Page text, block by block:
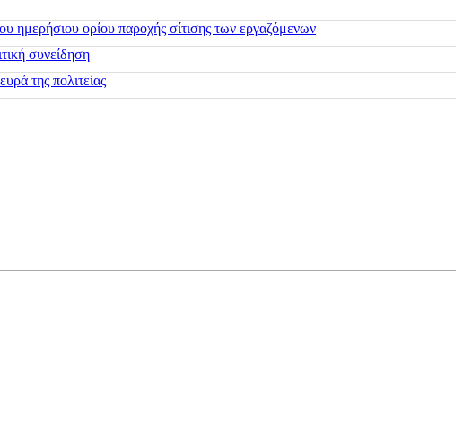
ημερήσιου ορίου παροχής σίτισης των εργαζόμενων
συνείδηση
της πολιτείας